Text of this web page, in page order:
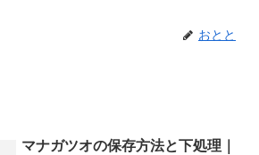
おとと
マナガツオの保存方法と下処理｜